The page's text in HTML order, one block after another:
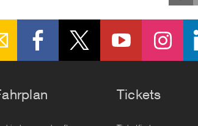
Tickets